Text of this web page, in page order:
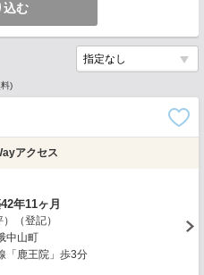
込む
)
アクセス
年11ヶ月
（登記）
中山町
「鹿王院」歩3分